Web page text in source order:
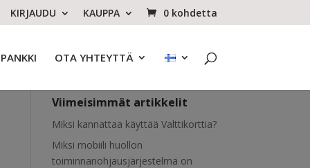
KIRJAUDU KAUPPA 0 kohdetta
OTA YHTEYTTÄ
Viimeisimmät artikkelit
Miksi kannattaa käyttää Valttikorttia?
Miksi mobiili huollon
toiminnanohjausjärjestelmä on